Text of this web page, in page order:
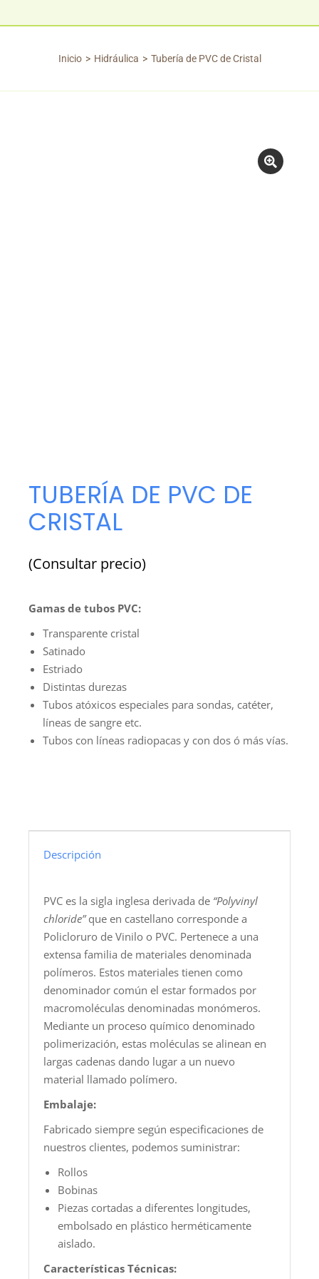
Estás aquí:
Inicio Hidráulica Tubería de PVC de Cristal
TUBERÍA DE PVC DE
CRISTAL
(Consultar precio)
Gamas de tubos PVC:
Transparente cristal
Satinado
Estriado
Distintas durezas
Tubos atóxicos especiales para sondas, catéter,
líneas de sangre etc.
Tubos con líneas radiopacas y con dos ó más vías.
Descripción
PVC es la sigla inglesa derivada de “Polyvinyl
chloride”que en castellano corresponde a
Policloruro de Vinilo o PVC. Pertenece a una
extensa familia de materiales denominada
polímeros. Estos materiales tienen como
denominador común el estar formados por
macromoléculas denominadas monómeros.
Mediante un proceso químico denominado
polimerización, estas moléculas se alinean en
largas cadenas dando lugar a un nuevo
material llamado polímero.
Embalaje:
Fabricado siempre según especificaciones de
nuestros clientes, podemos suministrar:
Rollos
Bobinas
Piezas cortadas a diferentes longitudes,
embolsado en plástico herméticamente
aislado.
Características Técnicas: